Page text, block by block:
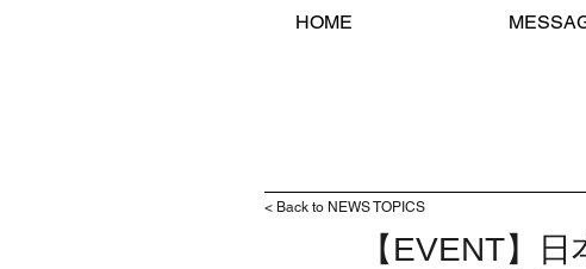
HOME
【EVENT】
< Back to NEWS TOPICS